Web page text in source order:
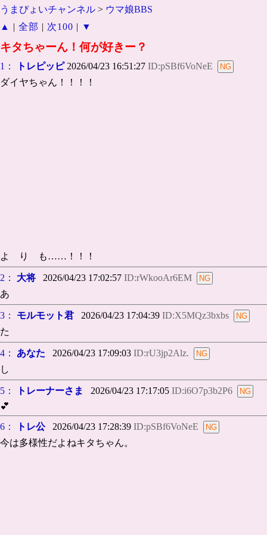
うまぴょいチャンネル > ウマ娘BBS
▲
| 全部 | 次100 | ▼
キタちゃーん！何が好きー？
1： トレピッピ2026/04/23 16:51:27 ID:pSBf6VoNeE
ダイヤちゃん！！！！
よ り も……！！！
2： 大将 2026/04/23 17:02:57 ID:rWkooAr6EM
あ
3： モルモット君 2026/04/23 17:04:39 ID:X5MQz3bxbs
た
4： あなた 2026/04/23 17:09:03 ID:rU3jp2Alz.
し
5： トレーナーさま 2026/04/23 17:17:05 ID:i6O7p3b2P6
💕
6：
トレ公2026/04/23 17:28:39 ID:pSBf6VoNeE
今は多様性だよねキタちゃん。